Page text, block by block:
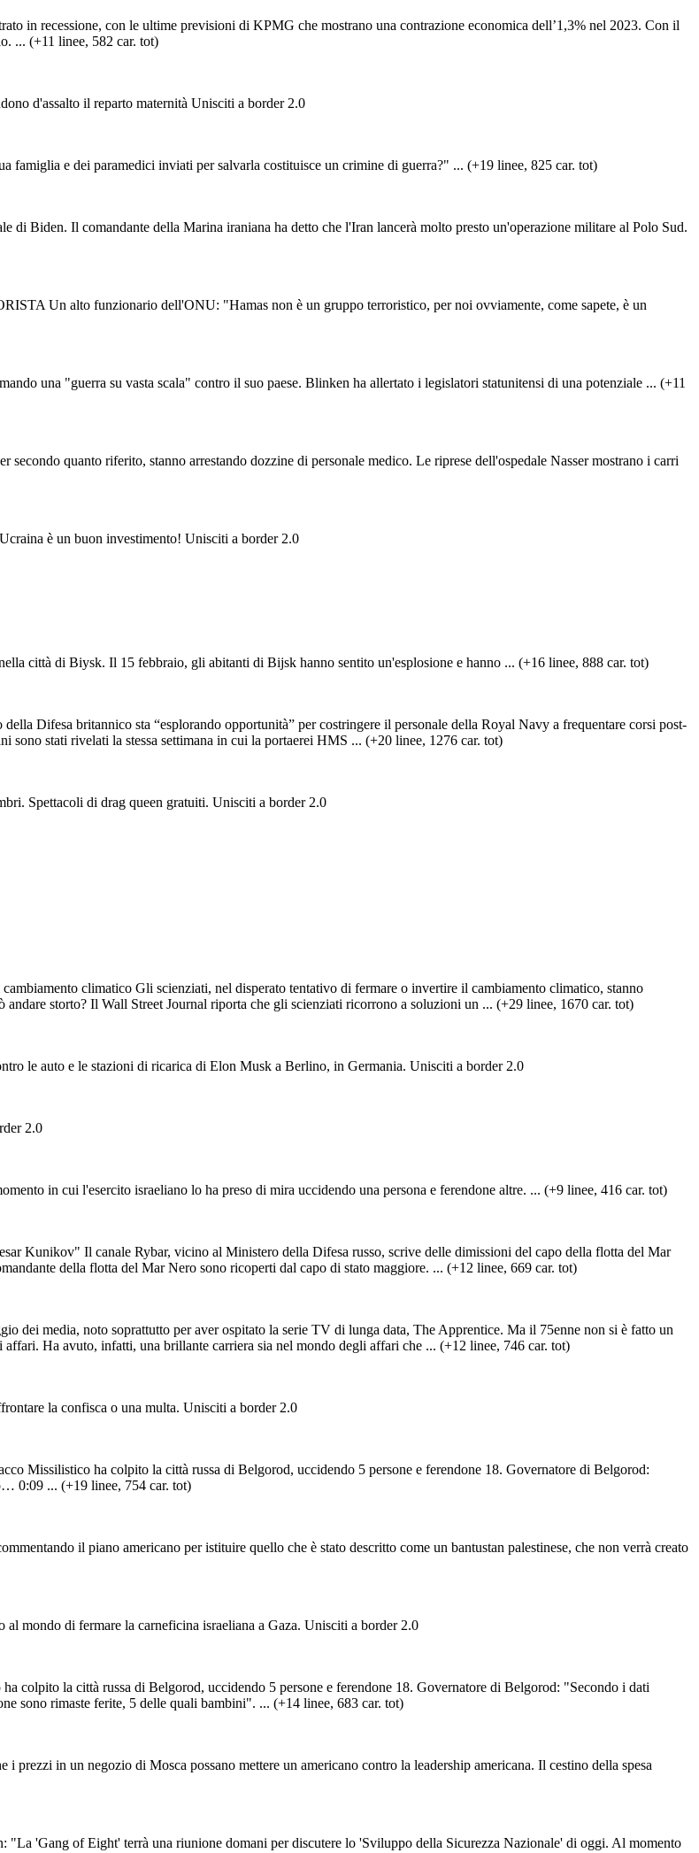
recessione, con le ultime previsioni di KPMG che mostrano una contrazione economica dell’1,3% nel 2023. Con il
... (+11 linee, 582 car. tot)
d'assalto il reparto maternità Unisciti a border 2.0
e dei paramedici inviati per salvarla costituisce un crimine di guerra?" ... (+19 linee, 825 car. tot)
di Biden. Il comandante della Marina iraniana ha detto che l'Iran lancerà molto presto un'operazione militare al Polo Sud.
Un alto funzionario dell'ONU: "Hamas non è un gruppo terroristico, per noi ovviamente, come sapete, è un
una "guerra su vasta scala" contro il suo paese. Blinken ha allertato i legislatori statunitensi di una potenziale ... (+11
quanto riferito, stanno arrestando dozzine di personale medico. Le riprese dell'ospedale Nasser mostrano i carri
è un buon investimento! Unisciti a border 2.0
città di Biysk. Il 15 febbraio, gli abitanti di Bijsk hanno sentito un'esplosione e hanno ... (+16 linee, 888 car. tot)
Difesa britannico sta “esplorando opportunità” per costringere il personale della Royal Navy a frequentare corsi post-
sono stati rivelati la stessa settimana in cui la portaerei HMS ... (+20 linee, 1276 car. tot)
Spettacoli di drag queen gratuiti. Unisciti a border 2.0
climatico Gli scienziati, nel disperato tentativo di fermare o invertire il cambiamento climatico, stanno
andare storto? Il Wall Street Journal riporta che gli scienziati ricorrono a soluzioni un ... (+29 linee, 1670 car. tot)
le auto e le stazioni di ricarica di Elon Musk a Berlino, in Germania. Unisciti a border 2.0
2.0
in cui l'esercito israeliano lo ha preso di mira uccidendo una persona e ferendone altre. ... (+9 linee, 416 car. tot)
Kunikov" Il canale Rybar, vicino al Ministero della Difesa russo, scrive delle dimissioni del capo della flotta del Mar
della flotta del Mar Nero sono ricoperti dal capo di stato maggiore. ... (+12 linee, 669 car. tot)
dei media, noto soprattutto per aver ospitato la serie TV di lunga data, The Apprentice. Ma il 75enne non si è fatto un
Ha avuto, infatti, una brillante carriera sia nel mondo degli affari che ... (+12 linee, 746 car. tot)
la confisca o una multa. Unisciti a border 2.0
ha colpito la città russa di Belgorod, uccidendo 5 persone e ferendone 18. Governatore di Belgorod:
0:09 ... (+19 linee, 754 car. tot)
il piano americano per istituire quello che è stato descritto come un bantustan palestinese, che non verrà creato
mondo di fermare la carneficina israeliana a Gaza. Unisciti a border 2.0
la città russa di Belgorod, uccidendo 5 persone e ferendone 18. Governatore di Belgorod: "Secondo i dati
sono rimaste ferite, 5 delle quali bambini". ... (+14 linee, 683 car. tot)
in un negozio di Mosca possano mettere un americano contro la leadership americana. Il cestino della spesa
'Gang of Eight' terrà una riunione domani per discutere lo 'Sviluppo della Sicurezza Nazionale' di oggi. Al momento